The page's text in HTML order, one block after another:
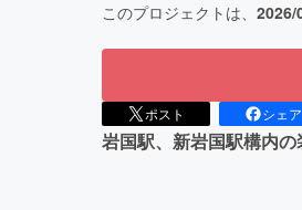
このプロジェクトは、 2026/
ポスト シェア
岩国駅、新岩国駅構内